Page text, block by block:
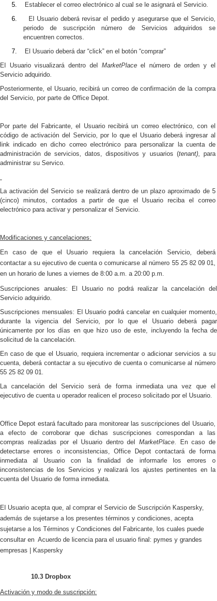
5. Establecer el correo electrónico al cual se le asignará el Servicio.
6.
El Usuario deberá revisar el pedido y asegurarse que el Servicio,
periodo de suscripción número de Servicios adquiridos se
encuentren correctos.
7. El Usuario deberá dar “click” en el botón “comprar”
El Usuario visualizará dentro del MarketPlaceel número de orden y el
Servicio adquirido.
Posteriormente, el Usuario, recibirá un correo de confirmación de la compra
del Servicio, por parte de Office Depot.
Por parte del Fabricante, el Usuario recibirá un correo electrónico, con el
código de activación del Servicio, por lo que el Usuario deberá ingresar al
link indicado en dicho correo electrónico para personalizar la cuenta de
administración de servicios, datos, dispositivos y usuarios (tenant), para
administrar su Servico.
La activación del Servicio se realizará dentro de un plazo aproximado de 5
(cinco) minutos, contados a partir de que el Usuario reciba el correo
electrónico para activar y personalizar el Servicio.
Modificaciones y cancelaciones:
En caso de que el Usuario requiera lacancelación Servicio, deberá
contactar a su ejecutivo de cuenta o comunicarse al número 55 25 82 09 01,
en un horario de lunes a viernes de 8:00 a.m. a 20:00 p.m.
Suscripciones anuales: El Usuario no podrá
realizar la cancelación del
Servicio adquirido.
Suscripciones mensuales: El Usuario podrá cancelar en cualquier momento,
durante la vigencia del Servicio, por lo que el Usuario deberá pagar
únicamente por los días en que hizo uso de este, incluyendo la fecha de
solicitud de la cancelación.
En caso de que el Usuario, requiera incrementar o adicionar servicios a su
cuenta, deberá contactara su ejecutivo de cuenta o comunicarse al número
55 25 82 09 01.
La cancelación del Servicio será de forma inmediata una vez que el
ejecutivo de cuenta u operador realicen el proceso solicitado por el Usuario.
Office Depot estará facultado para monitorear las suscripciones del Usuario,
a efecto de corroborar que dichas suscripciones correspondan a las
compras realizadas por el Usuario dentro delMarketPlace. En caso de
detectarse errores o inconsistencias, Office Depot contactará de forma
inmediata al Usuario con la finalidad de informarle los errores o
inconsistencias de los Servicios y realizará los ajustes pertinentes en la
cuenta del Usuario de forma inmediata.
El Usuario acepta que, al comprar el Servicio de Suscripción Kaspersky,
además de sujetarse a los presentes términos y condiciones, acepta
sujetarse a los Términos y Condiciones del Fabricante, los cuales puede
consultar en Acuerdo de licencia para el usuario final: pymes y grandes
empresas | Kaspersky
10.3 Dropbox
Activación y modo de suscripción: